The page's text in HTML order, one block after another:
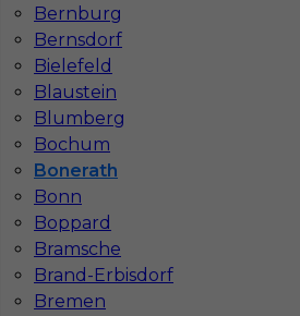
Bernburg
Bernsdorf
Bielefeld
Blaustein
Blumberg
Bochum
Bonerath
Bonn
Boppard
Bramsche
Brand-Erbisdorf
Bremen
Najpopularniejsze miejscowości w
Praca Augsburg
Praca Hamburg
Praca Berlin
Praca Hannover
Praca Dortmund
Praca Magdeburg